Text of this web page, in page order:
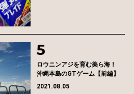
ロウニンアジを育む美ら海！
沖縄本島のGTゲーム【前編】
2021.08.05